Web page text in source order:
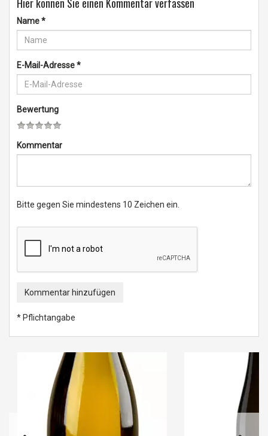
Name*
E-Mail-Adresse*
Bewertung
Kommentar
Bitte gegen Sie mindestens 10 Zeichen ein.
Kommentar hinzufügen
* Pflichtangabe